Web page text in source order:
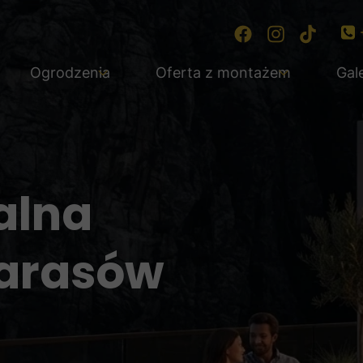
Ogrodzenia
Oferta z montażem
Deski tarasowe z
Deski tarasowe z
Deski tarasowe z
Deski tarasowe z
Deski tarasowe z
Deski tarasowe z